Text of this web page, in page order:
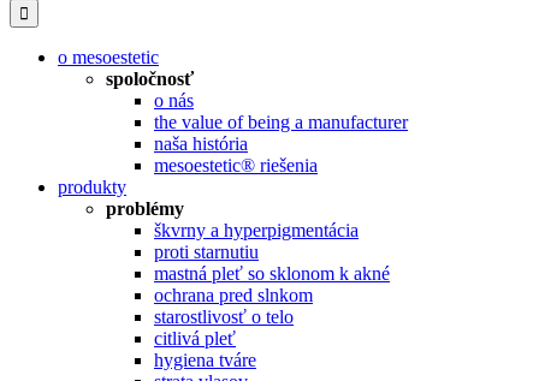
o mesoestetic
spoločnosť
o nás
the value of being a manufacturer
naša história
mesoestetic® riešenia
produkty
problémy
škvrny a hyperpigmentácia
proti starnutiu
mastná pleť so sklonom k ​​akné
ochrana pred slnkom
starostlivosť o telo
citlivá pleť
hygiena tváre